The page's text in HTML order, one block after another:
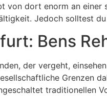
von dort enorm an
Jedoch solltest
Bens
der vergeht,
Grenzen
traditionellen